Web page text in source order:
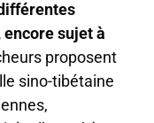
encore sujet à
proposent
sino-tibétaine